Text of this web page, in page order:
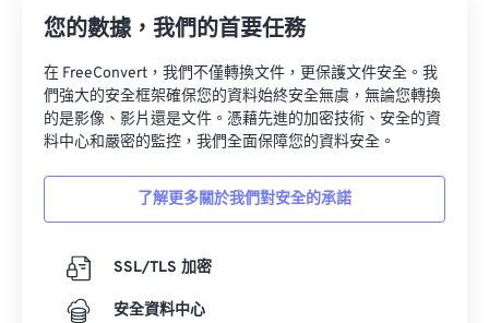
您的數據，我們的首要任務
在 FreeConvert，我們不僅轉換文件，更保護文件安全。我
們強大的安全框架確保您的資料始終安全無虞，無論您轉換
的是影像、影片還是文件。憑藉先進的加密技術、安全的資
料中心和嚴密的監控，我們全面保障您的資料安全。
了解更多關於我們對安全的承諾
SSL/TLS 加密
安全資料中心